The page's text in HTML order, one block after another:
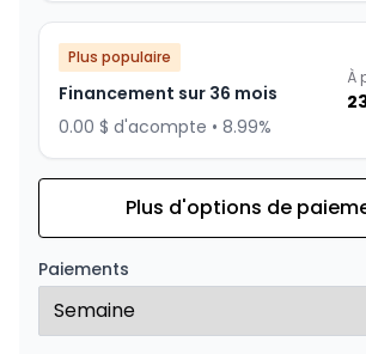
Plus populaire
Financement sur 36 mois
0.00 $ d'acompte • 8.99%
À
Financement sur 24 mois
0.00 $ d'acompte • 8.99%
À
Plus d'options de
Paiements